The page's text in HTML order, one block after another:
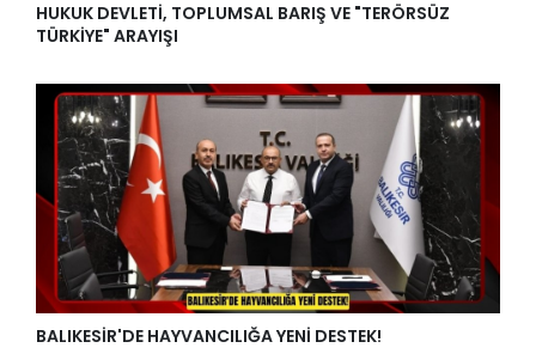
HUKUK DEVLETİ, TOPLUMSAL BARIŞ VE "TERÖRSÜZ
TÜRKİYE" ARAYIŞI
BALIKESİR'DE HAYVANCILIĞA YENİ DESTEK!